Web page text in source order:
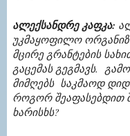
ალექსანდრე კაფკა:
უკმაყოფილო
მცირე გრანტების
გაცემას გეგმავს.
მიმღებს საკმაოდ
როგორ შეაფასებდით
ხარისხს?